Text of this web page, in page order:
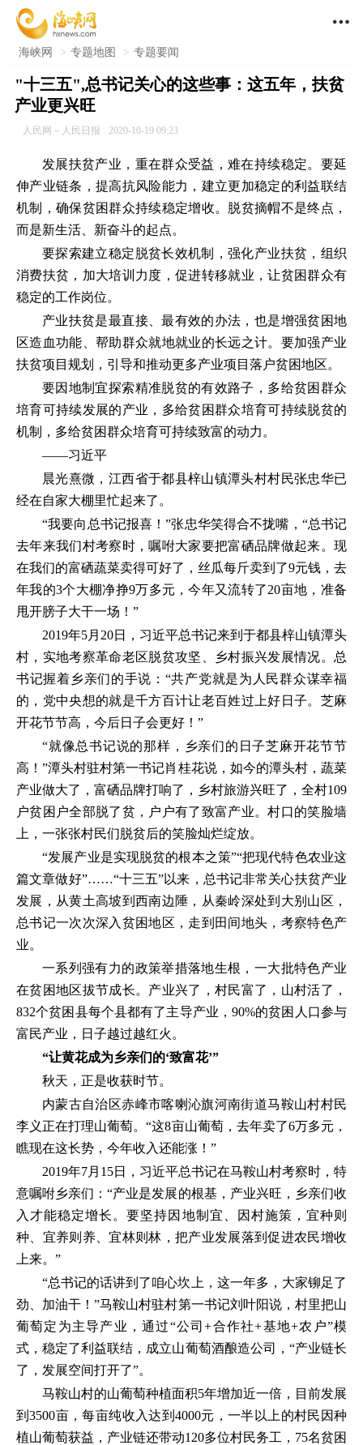

海峡网 > 专题地图 > 专题要闻
"十三五",总书记关心的这些事：这五年，扶贫
产业更兴旺
人民网－人民日报 2020-10-19 09:23
发展扶贫产业，重在群众受益，难在持续稳定。要延
伸产业链条，提高抗风险能力，建立更加稳定的利益联结
机制，确保贫困群众持续稳定增收。脱贫摘帽不是终点，
而是新生活、新奋斗的起点。
要探索建立稳定脱贫长效机制，强化产业扶贫，组织
消费扶贫，加大培训力度，促进转移就业，让贫困群众有
稳定的工作岗位。
产业扶贫是最直接、最有效的办法，也是增强贫困地
区造血功能、帮助群众就地就业的长远之计。要加强产业
扶贫项目规划，引导和推动更多产业项目落户贫困地区。
要因地制宜探索精准脱贫的有效路子，多给贫困群众
培育可持续发展的产业，多给贫困群众培育可持续脱贫的
机制，多给贫困群众培育可持续致富的动力。
——习近平
晨光熹微，江西省于都县梓山镇潭头村村民张忠华已
经在自家大棚里忙起来了。
“我要向总书记报喜！”张忠华笑得合不拢嘴，“总书记
去年来我们村考察时，嘱咐大家要把富硒品牌做起来。现
在我们的富硒蔬菜卖得可好了，丝瓜每斤卖到了9元钱，去
年我的3个大棚净挣9万多元，今年又流转了20亩地，准备
甩开膀子大干一场！”
2019年5月20日，习近平总书记来到于都县梓山镇潭头
村，实地考察革命老区脱贫攻坚、乡村振兴发展情况。总
书记握着乡亲们的手说：“共产党就是为人民群众谋幸福
的，党中央想的就是千方百计让老百姓过上好日子。芝麻
开花节节高，今后日子会更好！”
“就像总书记说的那样，乡亲们的日子芝麻开花节节
高！”潭头村驻村第一书记肖桂花说，如今的潭头村，蔬菜
产业做大了，富硒品牌打响了，乡村旅游兴旺了，全村109
户贫困户全部脱了贫，户户有了致富产业。村口的笑脸墙
上，一张张村民们脱贫后的笑脸灿烂绽放。
“发展产业是实现脱贫的根本之策”“把现代特色农业这
篇文章做好”……“十三五”以来，总书记非常关心扶贫产业
发展，从黄土高坡到西南边陲，从秦岭深处到大别山区，
总书记一次次深入贫困地区，走到田间地头，考察特色产
业。
一系列强有力的政策举措落地生根，一大批特色产业
在贫困地区拔节成长。产业兴了，村民富了，山村活了，
832个贫困县每个县都有了主导产业，90%的贫困人口参与
富民产业，日子越过越红火。
“让黄花成为乡亲们的‘致富花’”
秋天，正是收获时节。
内蒙古自治区赤峰市喀喇沁旗河南街道马鞍山村村民
李义正在打理山葡萄。“这8亩山葡萄，去年卖了6万多元，
瞧现在这长势，今年收入还能涨！”
2019年7月15日，习近平总书记在马鞍山村考察时，特
意嘱咐乡亲们：“产业是发展的根基，产业兴旺，乡亲们收
入才能稳定增长。要坚持因地制宜、因村施策，宜种则
种、宜养则养、宜林则林，把产业发展落到促进农民增收
上来。”
“总书记的话讲到了咱心坎上，这一年多，大家铆足了
劲、加油干！”马鞍山村驻村第一书记刘叶阳说，村里把山
葡萄定为主导产业，通过“公司+合作社+基地+农户”模
式，稳定了利益联结，成立山葡萄酒酿造公司，“产业链长
了，发展空间打开了”。
马鞍山村的山葡萄种植面积5年增加近一倍，目前发展
到3500亩，每亩纯收入达到4000元，一半以上的村民因种
植山葡萄获益，产业链还带动120多位村民务工，75名贫困